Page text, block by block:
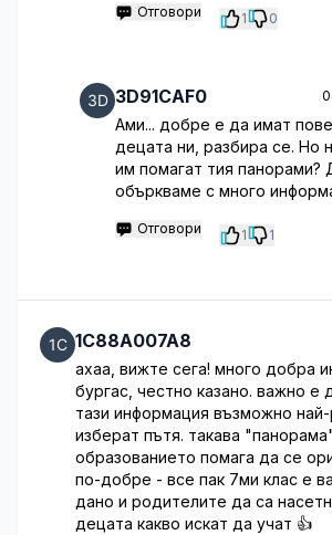
Отговори 1 0
3D91CAF0
Ами... добре е да имат
децата ни, разбира се. Но
им помагат тия панорами?
объркваме с много
Отговори 1 1
1C88A007A8
ахаа, вижте сега! много добра
бургас, честно казано. важно е
тази информация възможно
изберат пътя. такава
образованието помага да се
по-добре - все пак 7ми клас е
дано и родителите да са
децата какво искат да учат 👍